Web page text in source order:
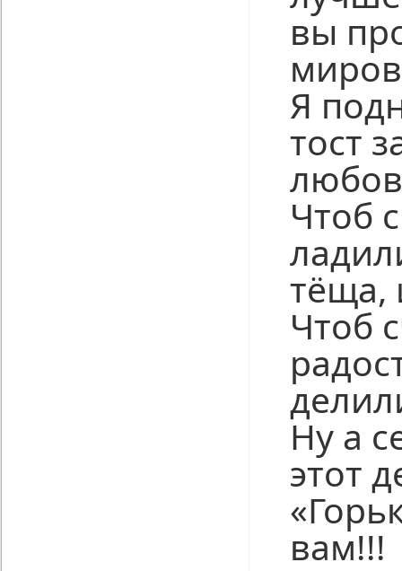
вы
Я
тост
Чтоб
тёща,
Чтоб
Ну а
этот
вам!!!